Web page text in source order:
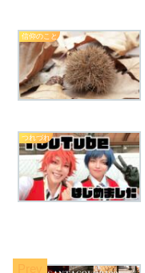
信仰のこと
つれづれ